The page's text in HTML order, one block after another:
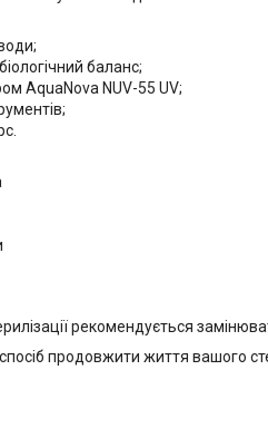
баланс;
AquaNova NUV-55 UV;
рекомендується
продовжити життя вашого